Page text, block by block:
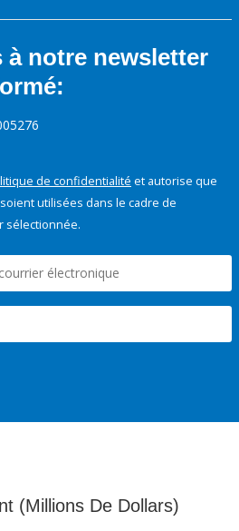
notre newsletter
de confidentialité et autorise que
utilisées dans le cadre de
sélectionnée.
(Millions De Dollars)